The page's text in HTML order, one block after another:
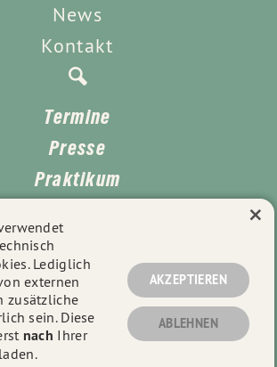
News
Kontakt
Termine
Presse
Praktikum
Impressum
Datenschutz
MdL - Alle Rechte vorbehalten.
Lediglich
externen
zusätzliche
sein. Diese
nach Ihrer
AKZEPTIEREN
ABLEHNEN
×